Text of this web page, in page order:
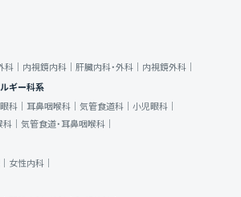
｜ 内視鏡内科｜ 肝臓内科・外科｜ 内視鏡外科｜
ルギー科系
眼科｜ 耳鼻咽喉科｜ 気管食道科｜ 小児眼科｜
｜ 気管食道・耳鼻咽喉科｜
女性内科｜